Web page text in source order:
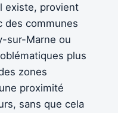
existe, provient
des communes
sur-Marne ou
plus
zones
proximité
sans que cela